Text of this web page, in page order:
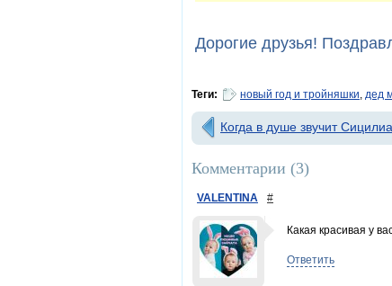
Дорогие друзья!
Теги: новый год и тройняшки, дед
Когда в душе звучит
Комментарии (3)
VALENTINA #
Какая красивая у
Ответить